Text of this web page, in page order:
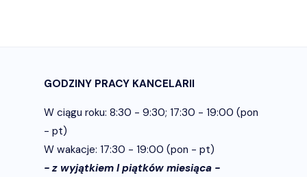
GODZINY PRACY KANCELARII
W ciągu roku: 8:30 - 9:30; 17:30 - 19:00 (pon
- pt)
W wakacje: 17:30 - 19:00 (pon - pt)
- z wyjątkiem I piątków miesiąca -